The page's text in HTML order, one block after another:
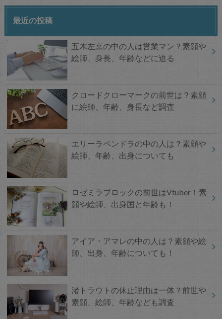
最近の投稿
五木左京の中の人は営業マン？素顔や
絵師、身長、年齢などに迫る
クロードクローマークの前世は？素顔
に絵師、年齢、身長など調査
エリーラペンドラの中の人は？素顔や
絵師、年齢、出身についても
ロゼミラブロックの前世はVtuber！素
顔や絵師、出身国と年齢も！
アイア・アマレの中の人は？素顔や絵
師、出身、年齢についても！
渚トラウトの休止理由は一体？前世や
素顔、絵師、年齢なども調査